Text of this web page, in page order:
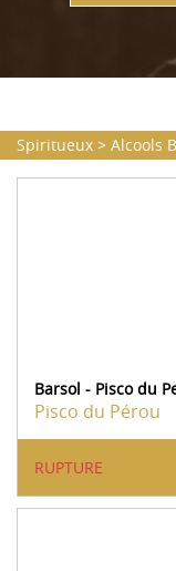
Spiritueux > Alcools
Barsol - Pisco du
Pisco du Pérou
RUPTURE